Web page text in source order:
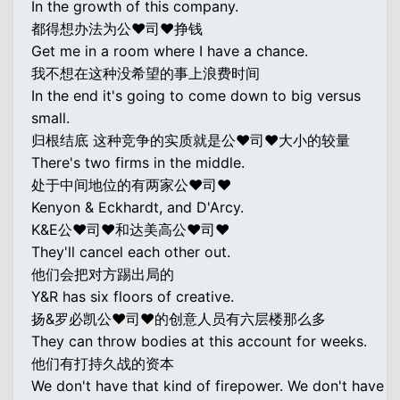
In the growth of this company.
都得想办法为公♥司♥挣钱
Get me in a room where I have a chance.
我不想在这种没希望的事上浪费时间
In the end it's going to come down to big versus
small.
归根结底 这种竞争的实质就是公♥司♥大小的较量
There's two firms in the middle.
处于中间地位的有两家公♥司♥
Kenyon & Eckhardt, and D'Arcy.
K&E公♥司♥和达美高公♥司♥
They'll cancel each other out.
他们会把对方踢出局的
Y&R has six floors of creative.
扬&罗必凯公♥司♥的创意人员有六层楼那么多
They can throw bodies at this account for weeks.
他们有打持久战的资本
We don't have that kind of firepower. We don't have